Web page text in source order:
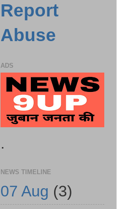
Report
Abuse
ADS
.
NEWS TIMELINE
07 Aug (3)